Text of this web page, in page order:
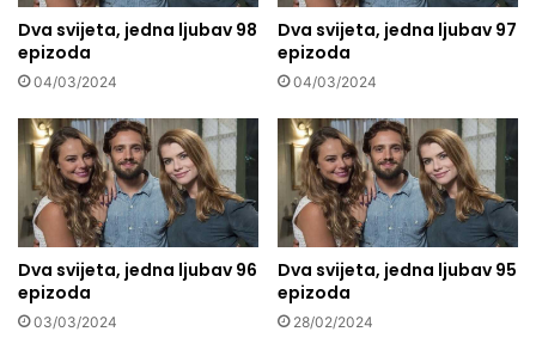
Dva svijeta, jedna ljubav 98
epizoda
04/03/2024
Dva svijeta, jedna ljubav 97
epizoda
04/03/2024
Dva svijeta, jedna ljubav 96
epizoda
03/03/2024
Dva svijeta, jedna ljubav 95
epizoda
28/02/2024